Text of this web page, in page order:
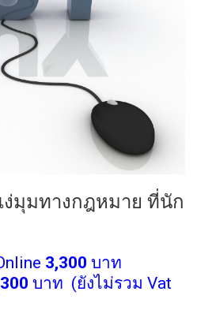
ง่มุมทางกฎหมาย ที่นัก
3,300 บาท
บาท (ยังไม่รวม Vat